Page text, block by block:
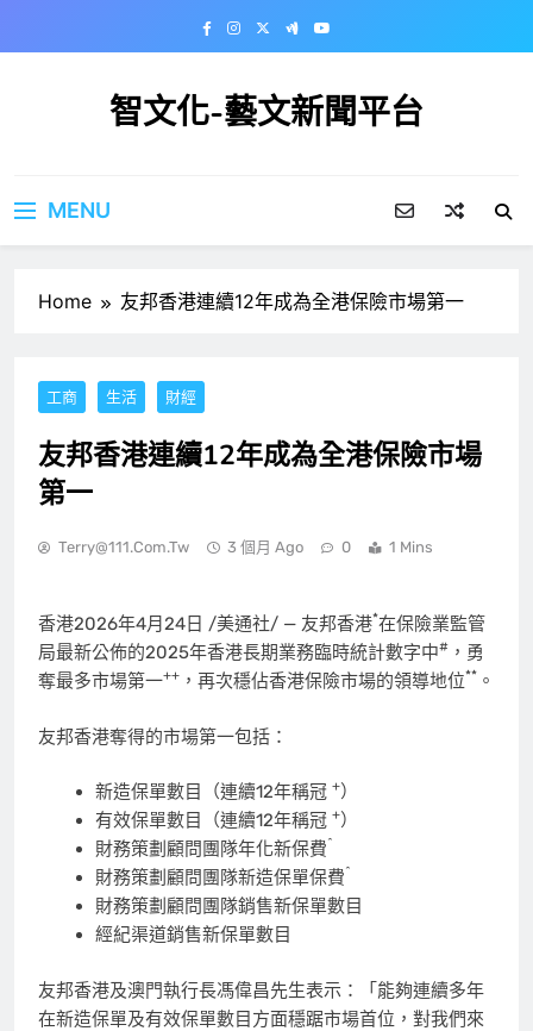
智文化-藝文新聞平台
MENU
Home 友邦香港連續12年成為全港保險市場第一
工商 生活 財經
友邦香港連續12年成為全港保險市場
第一
Terry@111.com.tw 3 個月 Ago 0 1 Mins
香港2026年4月24日 /美通社/ — 友邦香港*在保險業監管
局最新公佈的2025年香港長期業務臨時統計數字中# ，勇
奪最多市場第一++ ，再次穩佔香港保險市場的領導地位** 。
友邦香港奪得的市場第一包括：
新造保單數目（連續12年稱冠 +）
有效保單數目（連續12年稱冠 +）
財務策劃顧問團隊年化新保費^
財務策劃顧問團隊新造保單保費^
財務策劃顧問團隊銷售新保單數目
經紀渠道銷售新保單數目
友邦香港及澳門執行長馮偉昌先生表示：「能夠連續多年
在新造保單及有效保單數目方面穩踞市場首位，對我們來